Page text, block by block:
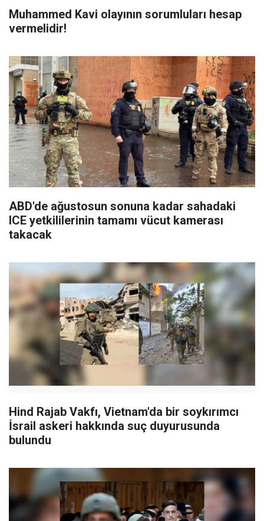
Muhammed Kavi olayının sorumluları hesap
vermelidir!
ABD'de ağustosun sonuna kadar sahadaki
ICE yetkililerinin tamamı vücut kamerası
takacak
Hind Rajab Vakfı, Vietnam'da bir soykırımcı
İsrail askeri hakkında suç duyurusunda
bulundu